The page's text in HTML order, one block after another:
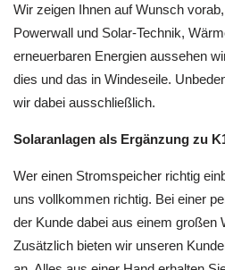
Wir zeigen Ihnen auf Wunsch
Powerwall und Solar-Technik,
erneuerbaren Energien aussehen
dies und das in Windeseile.
wir dabei ausschließlich.
Solaranlagen als Ergänzung zu
Wer einen Stromspeicher richtig
uns vollkommen richtig. Bei einer
der Kunde dabei aus einem großen
Zusätzlich bieten wir unseren